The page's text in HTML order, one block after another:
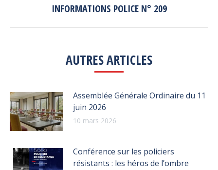
Next
INFORMATIONS POLICE N° 209
AUTRES ARTICLES
Assemblée Générale Ordinaire du 11
juin 2026
10 mars 2026
Conférence sur les policiers
résistants : les héros de l’ombre